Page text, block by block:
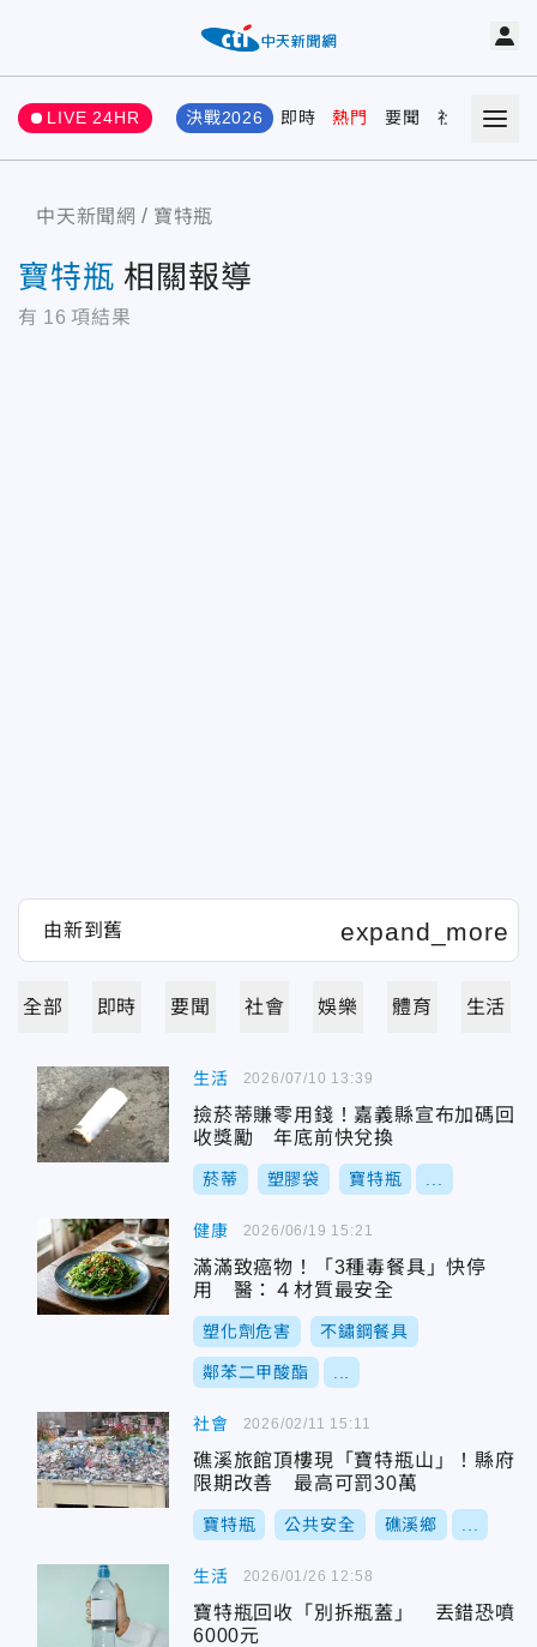
LIVE 24HR 決戰2026 即時 熱門 要聞 社會 娛樂
中天新聞網 寶特瓶
寶特瓶 相關報導
有 16 項結果
全部 即時 要聞 社會 娛樂 體育 生活
生活
撿菸蒂賺零用錢！嘉義縣宣布加碼回
收獎勵 年底前快兌換
菸蒂 塑膠袋 寶特瓶
2026/07/10 13:39
健康
滿滿致癌物！「3種毒餐具」快停
用 醫：４材質最安全
塑化劑危害 不鏽鋼餐具
鄰苯二甲酸酯
2026/06/19 15:21
社會
礁溪旅館頂樓現「寶特瓶山」！縣府
限期改善 最高可罰30萬
寶特瓶 公共安全 礁溪鄉
2026/02/11 15:11
生活
寶特瓶回收「別拆瓶蓋」 丟錯恐噴
6000元
2026/01/26 12:58